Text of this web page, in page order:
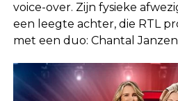
voice-over. Zijn fysieke
een leegte achter, die RTL
met een duo: Chantal